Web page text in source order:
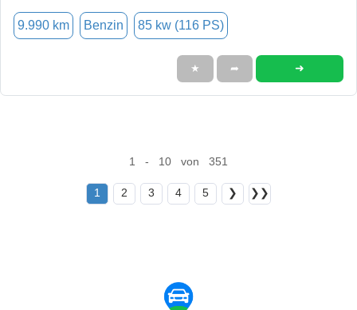
9.990 km Benzin 85 kw (116 PS)
★ ➦ ➜
1 - 10 von 351
1 2 3 4 5 ❯ ❯❯